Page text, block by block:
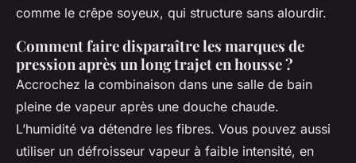
comme le crêpe soyeux, qui structure sans alourdir.
Comment faire disparaître les marques de
pression après un long trajet en housse ?
Accrochez la combinaison dans une salle de bain
pleine de vapeur après une douche chaude.
L’humidité va détendre les fibres. Vous pouvez aussi
utiliser un défroisseur vapeur à faible intensité, en